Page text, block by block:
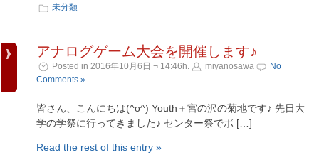
未分類
アナログゲーム大会を開催します♪
Posted in 2016年10月6日 ¬ 14:46h. miyanosawa
No
Comments »
皆さん、こんにちは(^o^) Youth＋宮の沢の菊地です♪ 先日大
学の学祭に行ってきました♪ センター祭でボ […]
Read the rest of this entry »